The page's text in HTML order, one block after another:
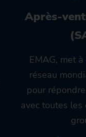
Après-
EMAG, met
réseau
pour
avec toutes les